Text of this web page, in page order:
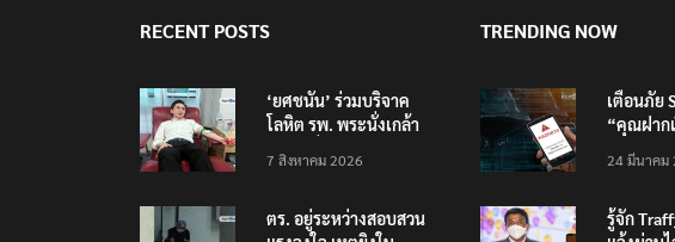
RECENT POSTS
‘ยศชนัน’ ร่วมบริจาค
โลหิต รพ. พระนั่งเกล้า
เทพศิรินทร์ นนทบุรี
7 สิงหาคม 2026
ตร. อยู่ระหว่างสอบสวน
TRENDING NOW
เตือนภัย
“คุณฝาก
200,000
24 มีนาคม
รู้จัก